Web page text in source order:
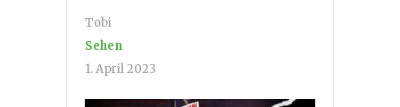
Tobi
Sehen
1. April 2023